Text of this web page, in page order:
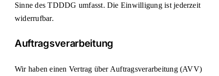
Sinne des TDDDG umfasst. Die Einwilligung ist jederzeit
widerrufbar.
Auftragsverarbeitung
Wir haben einen Vertrag über Auftragsverarbeitung (AVV)